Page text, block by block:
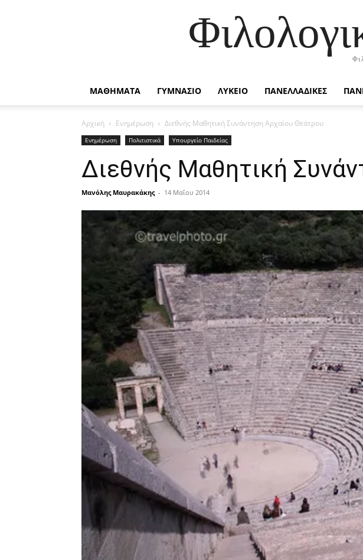
ΜΑΘΗΜΑΤΑ ΓΥΜΝΑΣΙΟ ΛΥΚΕΙΟ ΠΑΝΕΛΛΑΔΙΚΕΣ
Αρχική Ενημέρωση Διεθνής Μαθητική Συνάντηση Αρχαίου Θεάτρου
Ενημέρωση Πολιτιστικά Υπουργείο Παιδείας
Διεθνής Μαθητική
Μανόλης Μαυρακάκης - 14 Μαΐου 2014